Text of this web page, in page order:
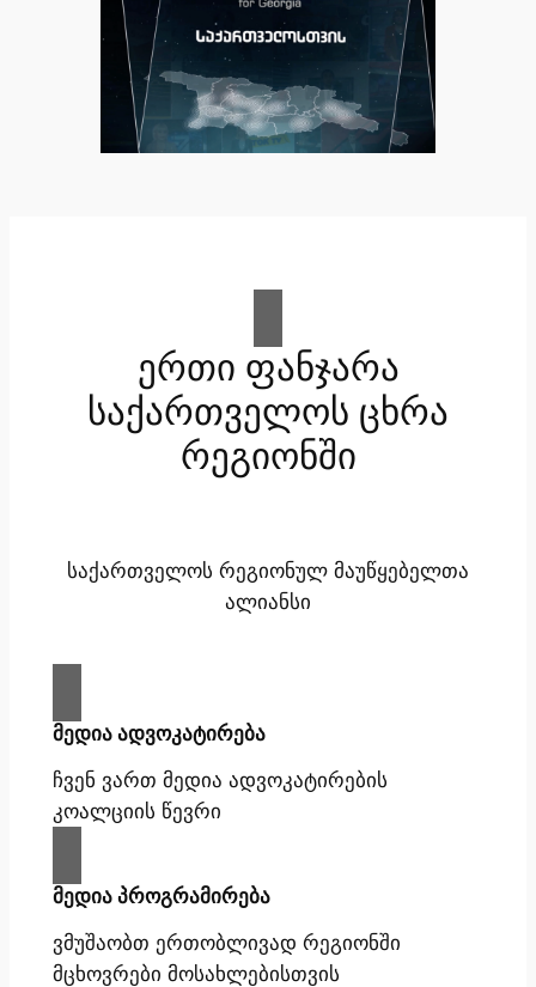
ერთი ფანჯარა
საქართველოს ცხრა
რეგიონში
საქართველოს რეგიონულ მაუწყებელთა
ალიანსი
მედია ადვოკატირება
ჩვენ ვართ მედია ადვოკატირების
კოალციის წევრი
მედია პროგრამირება
ვმუშაობთ ერთობლივად რეგიონში
მცხოვრები მოსახლებისთვის